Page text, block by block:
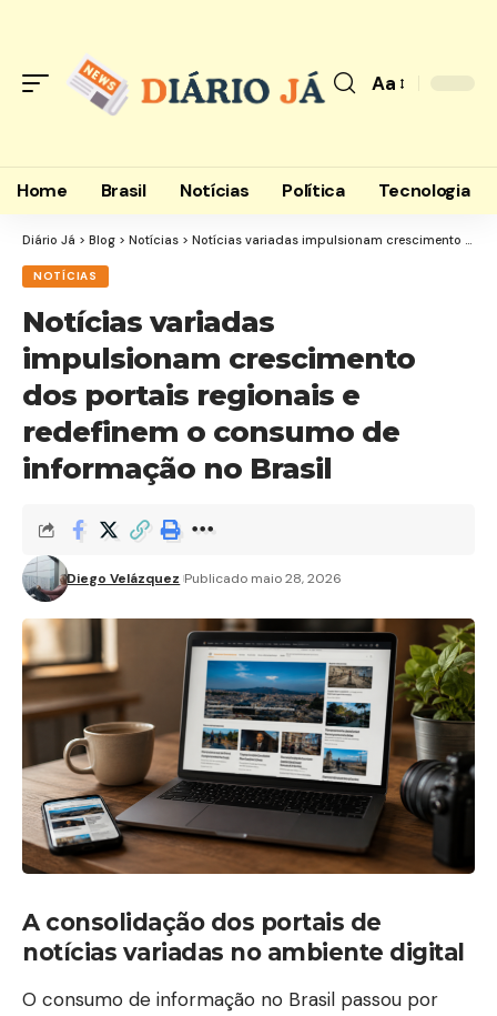
Font
Aa
Home Brasil Notícias Política Tecnologia
Diário Já > Blog > Notícias > Notícias variadas impulsionam crescimento dos portais regionais e redefinem o consumo de informação no Brasil
NOTÍCIAS
Notícias variadas
impulsionam crescimento
dos portais regionais e
redefinem o consumo de
informação no Brasil
Diego Velázquez Publicado maio 28, 2026
A consolidação dos portais de
notícias variadas no ambiente digital
O consumo de informação no Brasil passou por